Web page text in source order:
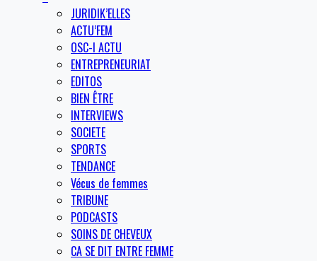
JURIDIK’ELLES
ACTU’FEM
OSC-I ACTU
ENTREPRENEURIAT
EDITOS
BIEN ÊTRE
INTERVIEWS
SOCIETE
SPORTS
TENDANCE
Vécus de femmes
TRIBUNE
PODCASTS
SOINS DE CHEVEUX
CA SE DIT ENTRE FEMME